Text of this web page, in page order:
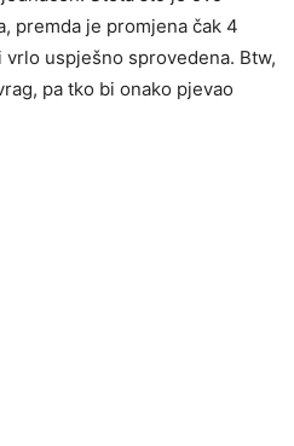
premda je promjena čak 4
uspješno sprovedena. Btw,
pa tko bi onako pjevao